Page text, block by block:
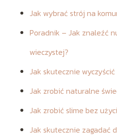
Jak wybrać strój na
Poradnik – Jak znaleźć
wieczystej?
Jak skutecznie
Jak zrobić naturalne
Jak zrobić slime bez
Jak skutecznie zagadać